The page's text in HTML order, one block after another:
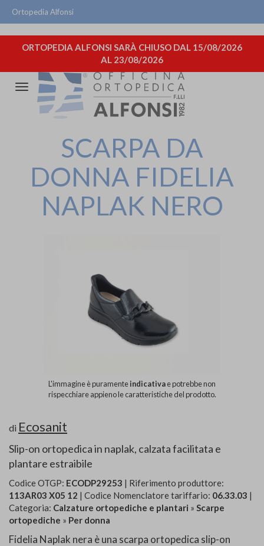
Ortopedia Alfonsi
ORTOPEDIA ALFONSI SARÀ CHIUSO DAL 15/08/2026
AL 23/08/2026
Attiva/disattiva
navigazione
SCARPA DA
DONNA FIDELIA
NAPLAK NERO
L'immagine è puramenteindicativae potrebbe non
rispecchiare appieno le caratteristiche del prodotto.
di Ecosanit
Slip-on ortopedica in naplak, calzata facilitata e
plantare estraibile
Codice OTGP: ECODP29253 | Riferimento produttore:
113AR03 X05 12 | Codice Nomenclatore tariffario: 06.33.03 |
Categoria: Calzature ortopediche e plantari » Scarpe
ortopediche » Per donna
Fidelia Naplak nera è una scarpa ortopedica slip-on